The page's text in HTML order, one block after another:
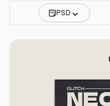
PSD